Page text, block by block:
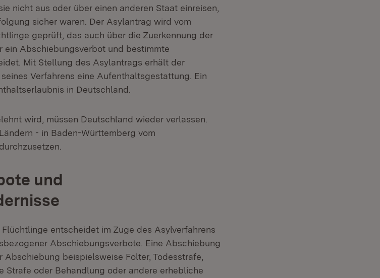
nicht aus oder über einen anderen Staat einreisen,
sicher waren. Der Asylantrag wird vom
geprüft, das auch über die Zuerkennung der
Abschiebungsverbot und bestimmte
Mit Stellung des Asylantrags erhält der
Verfahrens eine Aufenthaltsgestattung. Ein
in Deutschland.
wird, müssen Deutschland wieder verlassen.
- in Baden-Württemberg vom
und
entscheidet im Zuge des Asylverfahrens
Abschiebungsverbote. Eine Abschiebung
beispielsweise Folter, Todesstrafe,
Strafe oder Behandlung oder andere erhebliche